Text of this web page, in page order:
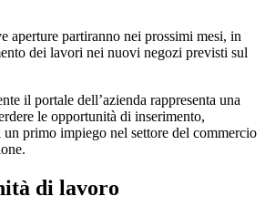
aperture partiranno nei prossimi mesi, in
dei lavori nei nuovi negozi previsti sul
il portale dell’azienda rappresenta una
le opportunità di inserimento,
un primo impiego nel settore del commercio
di lavoro